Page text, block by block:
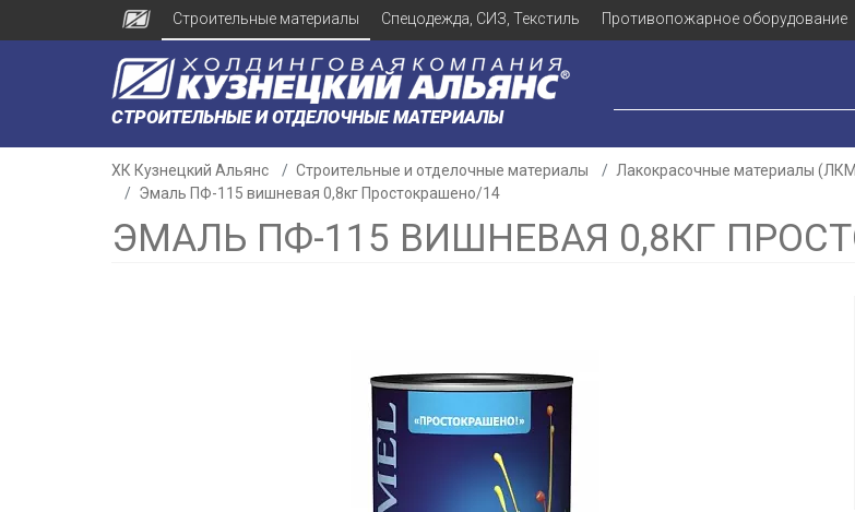
Строительные материалы Спецодежда, СИЗ, Текстиль Противопожарное оборудование
СТРОИТЕЛЬНЫЕ И ОТДЕЛОЧНЫЕ МАТЕРИАЛЫ
ХК Кузнецкий Альянс Строительные и отделочные материалы Лакокрасочные материалы
Эмаль ПФ-115 вишневая 0,8кг Простокрашено/14
ЭМАЛЬ ПФ-115 ВИШНЕВАЯ 0,8КГ
на части
График платежей